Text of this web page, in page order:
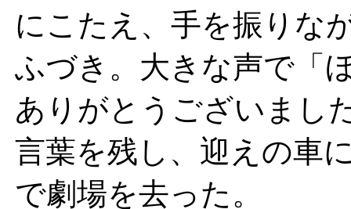
にこたえ、手を振りな
ふづき。大きな声で「
ありがとうございまし
言葉を残し、迎えの車
で劇場を去った。